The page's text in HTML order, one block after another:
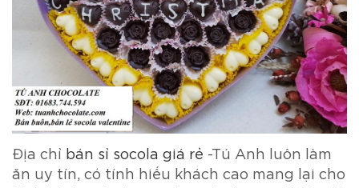
Địa chỉ bán sỉ socola giá rẻ -Tú Anh luôn làm
ăn uy tín, có tính hiếu khách cao mang lại cho